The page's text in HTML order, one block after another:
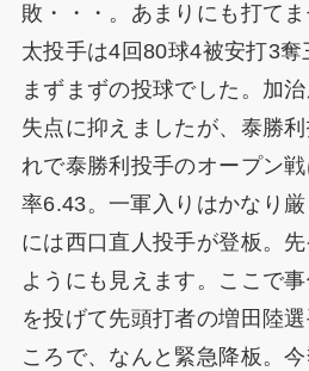
敗・・・。あまりにも打て
太投手は4回80球4被安打3奪
まずまずの投球でした。加
失点に抑えましたが、泰勝
れで泰勝利投手のオープン
率6.43。一軍入りはかなり
には西口直人投手が登板。
ようにも見えます。ここで
を投げて先頭打者の増田陸
ころで、なんと緊急降板。